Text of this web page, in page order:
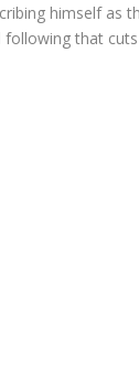
himself as
that